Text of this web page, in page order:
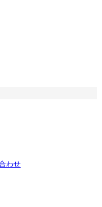
わせ